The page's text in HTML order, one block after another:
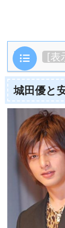
目次 [表
城田優と